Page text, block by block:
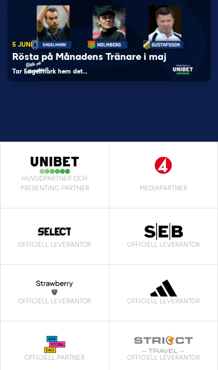
5 JUNI
Rösta på Månadens Tränare i maj
Tar Engelmark hem det…
HUVUDPARTNER OCH
PRESENTING PARTNER
MEDIAPARTNER
OFFICIELL LEVERANTÖR OFFICIELL LEVERANTÖR
OFFICIELL LEVERANTÖR OFFICIELL LEVERANTÖR
OFFICIELL PARTNER OFFICIELL LEVERANTÖR